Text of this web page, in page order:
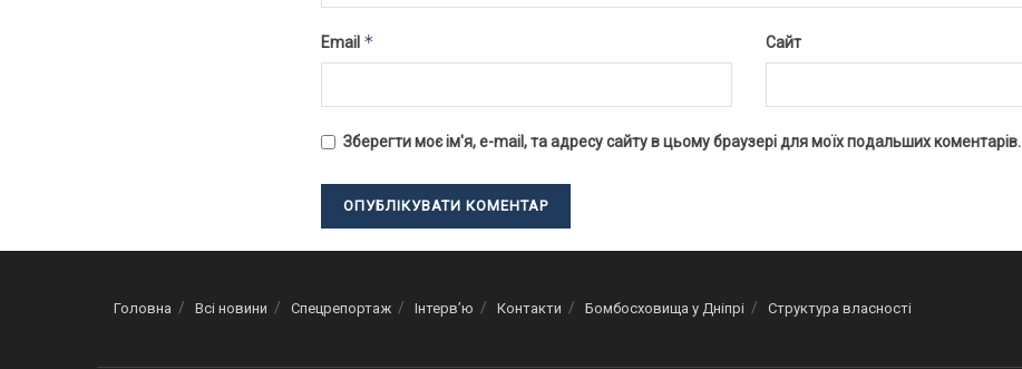
Email * Сайт
Зберегти моє ім'я, e-mail, та адресу сайту в цьому браузері для моїх подальших коментарів.
Головна Всі новини Спецрепортаж Інтерв’ю Контакти Бомбосховища у Дніпрі Структура власності